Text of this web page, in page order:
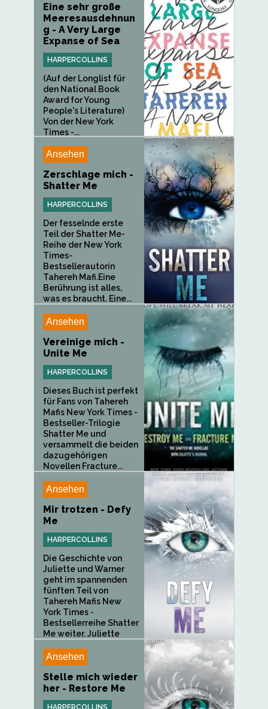
Eine sehr große
Meeresausdehnun
g - A Very Large
Expanse of Sea
HARPERCOLLINS
(Auf der Longlist für
den National Book
Award for Young
People's Literature)
Von der New York
Times -...
Ansehen
Zerschlage mich -
Shatter Me
HARPERCOLLINS
Der fesselnde erste
Teil der Shatter Me-
Reihe der New York
Times-
Bestsellerautorin
Tahereh Mafi.Eine
Berührung ist alles,
was es braucht. Eine...
Ansehen
Vereinige mich -
Unite Me
HARPERCOLLINS
Dieses Buch ist perfekt
für Fans von Tahereh
Mafis New York Times -
Bestseller-Trilogie
Shatter Me und
versammelt die beiden
dazugehörigen
Novellen Fracture...
Ansehen
Mir trotzen - Defy
Me
HARPERCOLLINS
Die Geschichte von
Juliette und Warner
geht im spannenden
fünften Teil von
Tahereh Mafis New
York Times -
Bestsellerreihe Shatter
Me weiter. Juliette
Ansehen
Stelle mich wieder
her - Restore Me
HARPERCOLLINS